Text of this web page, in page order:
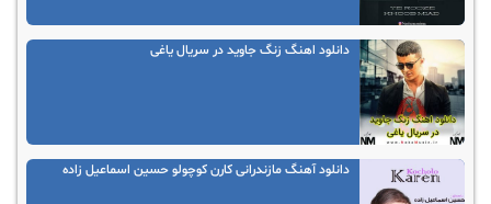
دانلود اهنگ زنگ جاوید در سریال یاغی
دانلود آهنگ مازندرانی کارن کوچولو حسین اسماعیل زاده